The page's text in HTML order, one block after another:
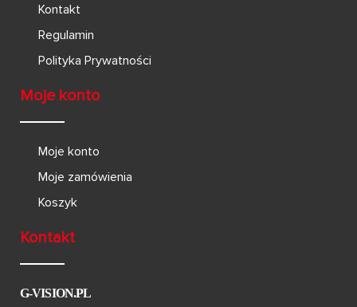
Kontakt
Regulamin
Polityka Prywatności
Moje konto
Moje konto
Moje zamówienia
Koszyk
Kontakt
G-VISION.PL